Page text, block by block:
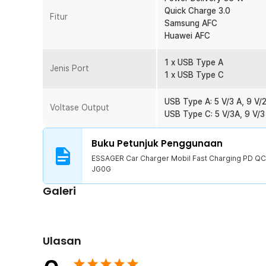
Menawarkan produk yang mudah digunakan,
pada produknya agar dapat digunakan semua orang.
mobil yang memiliki port cigarette, mulai dari mobil
Kelengkapan Produk
1 x ESSAGER Car Charger Mobil Fast Charging PD
Fitur
Quick Charge 3.0
Samsung AFC
Huawei AFC
Jenis Port
1 x USB Type A
1 x USB Type C
Voltase Output
USB Type A: 5 V/3 A, 9 V/
USB Type C: 5 V/3A, 9 V/
Buku Petunjuk Penggunaan
ESSAGER Car Charger Mobil Fast Charging PD
JG0G
Galeri
Ulasan